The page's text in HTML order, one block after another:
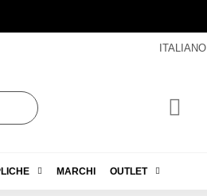
ITALIANO
MARCHI OUTLET